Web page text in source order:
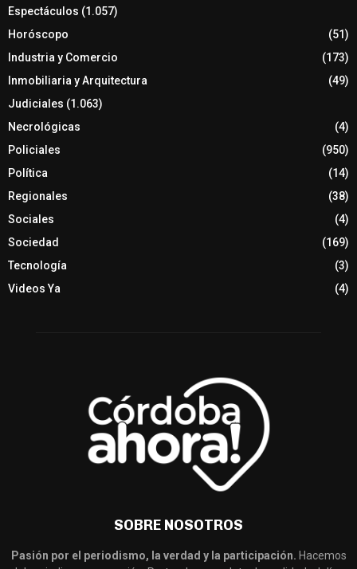
Espectáculos (1.057)
Horóscopo
(51)
Industria y Comercio
(173)
Inmobiliaria y Arquitectura
(49)
Judiciales (1.063)
Necrológicas
(4)
Policiales
(950)
Política
(14)
Regionales
(38)
Sociales
(4)
Sociedad
(169)
Tecnología
(3)
Videos Ya
(4)
SOBRE NOSOTROS
Pasión por el periodismo, la verdad y la participación. Hacemos